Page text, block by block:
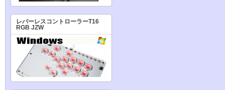
レバーレスコントローラーT16
RGB JZW